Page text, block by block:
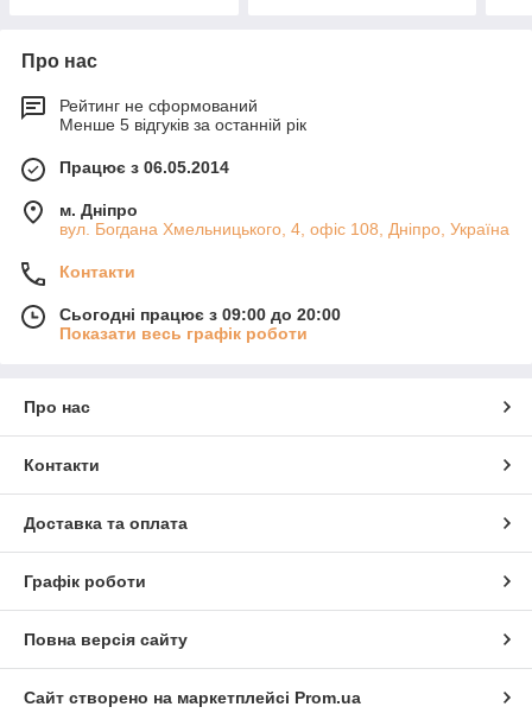
Про нас
Рейтинг не сформований
Менше 5 відгуків за останній рік
Працює з 06.05.2014
м. Дніпро
вул. Богдана Хмельницького, 4, офіс 108, Дніпро, Україна
Контакти
Сьогодні працює з 09:00 до 20:00
Показати весь графік роботи
Про нас
Контакти
Доставка та оплата
Графік роботи
Повна версія сайту
Сайт створено на маркетплейсі Prom.ua